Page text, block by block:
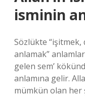
isminin
Sözlükte
anlamak”
gelen sem’
anlamına gelir.
mümkün olan her